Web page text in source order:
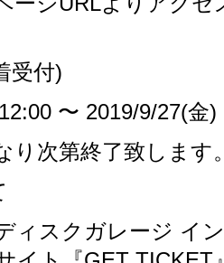
受付)
〜 2019/9/27(金)
り次第終了致します
ィスクガレージ イ